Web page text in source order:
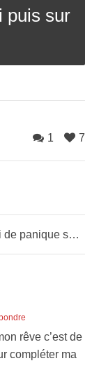
puis sur
7
1
Vendredi de panique sur les bourses US
rêve c’est de
compléter ma